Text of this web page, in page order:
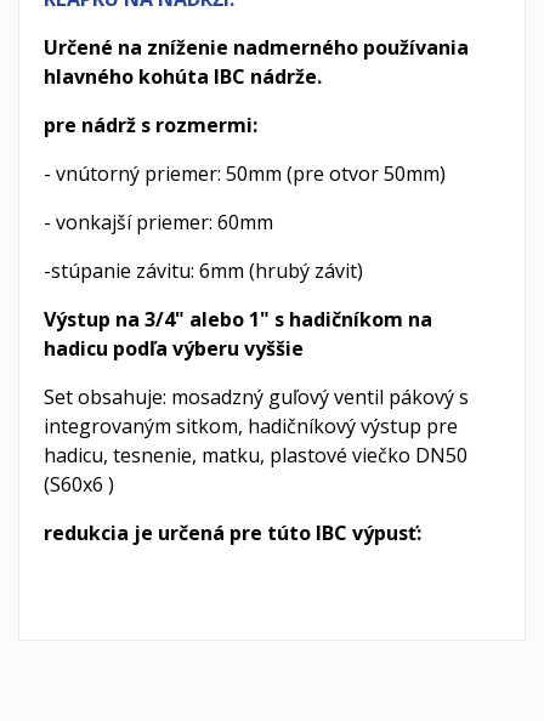
Určené na zníženie nadmerného používania
hlavného kohúta IBC nádrže.
pre nádrž s rozmermi:
- vnútorný priemer: 50mm (pre otvor 50mm)
- vonkajší priemer: 60mm
-stúpanie závitu: 6mm (hrubý závit)
Výstup na 3/4" alebo 1" s hadičníkom na
hadicu podľa výberu vyššie
Set obsahuje: mosadzný guľový ventil pákový s
integrovaným sitkom, hadičníkový výstup pre
hadicu, tesnenie, matku, plastové viečko DN50
(S60x6 )
redukcia je určená pre túto IBC výpusť: